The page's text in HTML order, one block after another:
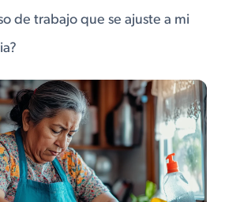
de trabajo que se ajuste a mi